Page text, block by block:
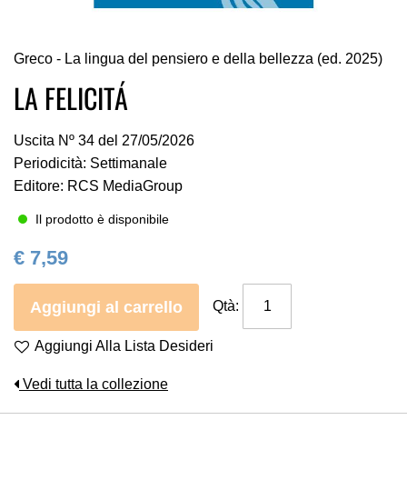
all'inizio
della
galleria
immagini
Greco - La lingua del pensiero e della bellezza (ed. 2025)
LA FELICITÁ
Uscita Nº 34 del 27/05/2026
Periodicità: Settimanale
Editore: RCS MediaGroup
Il prodotto è disponibile
€ 7,59
Aggiungi al carrello Qtà:
Aggiungi Alla Lista Desideri
Vedi tutta la collezione